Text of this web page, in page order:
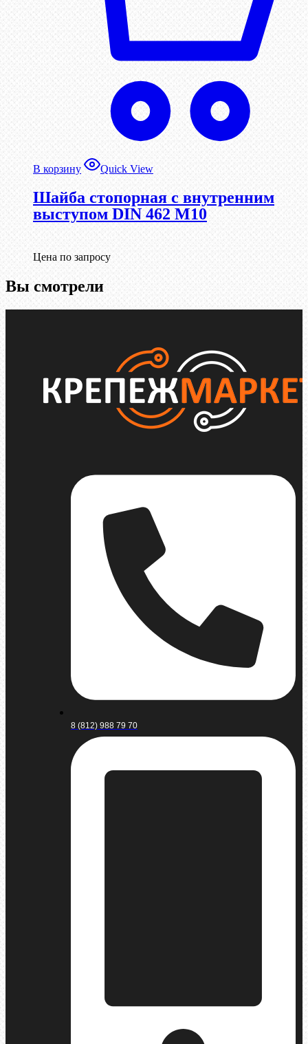
В корзину Quick View
Шайба стопорная с внутренним
выступом DIN 462 М10
Цена по запросу
Вы смотрели
8 (812) 988 79 70